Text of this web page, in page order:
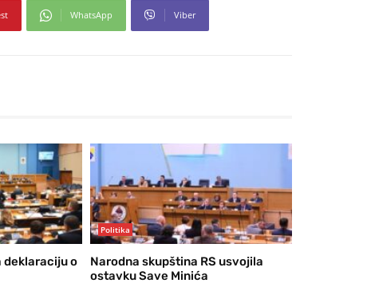
WhatsApp Viber
deklaraciju o
Politika
Narodna skupština RS usvojila
ostavku Save Minića